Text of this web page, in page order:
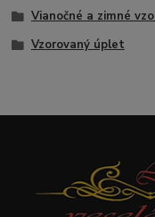
Vianočné a zimné
Vzorovaný úplet